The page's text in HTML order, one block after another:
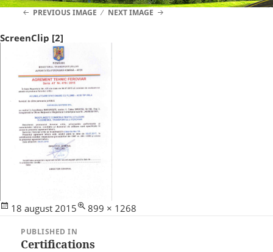
PREVIOUS IMAGE NEXT IMAGE
ScreenClip [2]
Posted
18 august 2015
Full
899 × 1268
articole
PUBLISHED IN
Certifications